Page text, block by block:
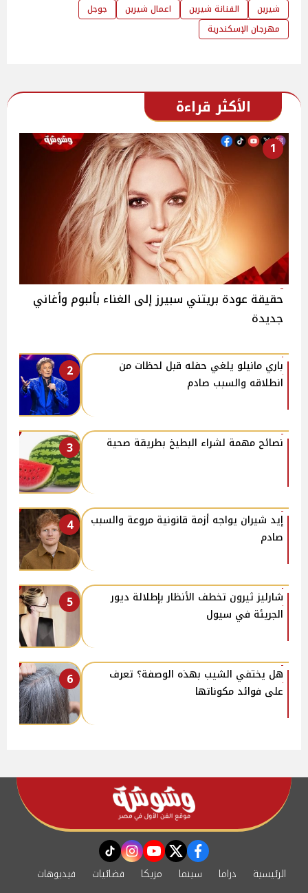
شيرين الفنانة شيرين اعمال شيرين
جوجل
مهرجان الإسكندرية
الأكثر قراءة
1
حقيقة عودة بريتني سبيرز إلى الغناء بألبوم وأغاني
جديدة
2
باري مانيلو يلغي حفله قبل لحظات من
انطلاقه والسبب صادم
3 نصائح مهمة لشراء البطيخ بطريقة صحية
4
إيد شيران يواجه أزمة قانونية مروعة والسبب
صادم
5
شارليز ثيرون تخطف الأنظار بإطلالة ديور
الجريئة في سيول
6
هل يختفي الشيب بهذه الوصفة؟ تعرف
على فوائد مكوناتها
facebook
twitter
youtube
instagram
tiktok
الرئيسية دراما سينما مزيكا فضائيات
فيديوهات